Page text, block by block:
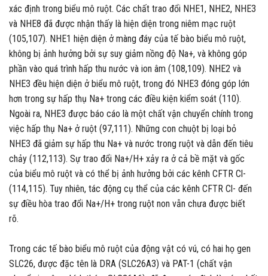
xác định trong biểu mô ruột. Các chất trao đổi NHE1, NHE2, NHE3
và NHE8 đã được nhận thấy là hiện diện trong niêm mạc ruột
(105,107). NHE1 hiện diện ở màng đáy của tế bào biểu mô ruột,
không bị ảnh hưởng bởi sự suy giảm nồng độ Na+, và không góp
phần vào quá trình hấp thu nước và ion âm (108,109). NHE2 và
NHE3 đều hiện diện ở biểu mô ruột, trong đó NHE3 đóng góp lớn
hơn trong sự hấp thụ Na+ trong các điều kiện kiểm soát (110).
Ngoài ra, NHE3 được báo cáo là một chất vận chuyển chính trong
việc hấp thụ Na+ ở ruột (97,111). Những con chuột bị loại bỏ
NHE3 đã giảm sự hấp thu Na+ và nước trong ruột và dẫn đến tiêu
chảy (112,113). Sự trao đổi Na+/H+ xảy ra ở cả bề mặt và gốc
của biểu mô ruột và có thể bị ảnh hưởng bởi các kênh CFTR Cl-
(114,115). Tuy nhiên, tác động cụ thể của các kênh CFTR Cl- đến
sự điều hòa trao đổi Na+/H+ trong ruột non vẫn chưa được biết
rõ.
Trong các tế bào biểu mô ruột của động vật có vú, có hai họ gen
SLC26, được đặc tên là DRA (SLC26A3) và PAT-1 (chất vận